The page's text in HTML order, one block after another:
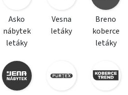
Asko
nábytek
letáky
Vesna
letáky
Breno
koberce
letáky